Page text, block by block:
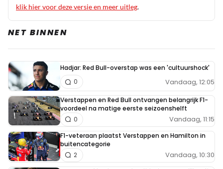
klik hier voor deze versie en meer uitleg.
NET BINNEN
Hadjar: Red Bull-overstap was een 'cultuurshock'
Vandaag, 12:05
0
Verstappen en Red Bull ontvangen belangrijk F1-
voordeel na matige eerste seizoenshelft
Vandaag, 11:15
0
F1-veteraan plaatst Verstappen en Hamilton in
buitencategorie
Vandaag, 10:30
2